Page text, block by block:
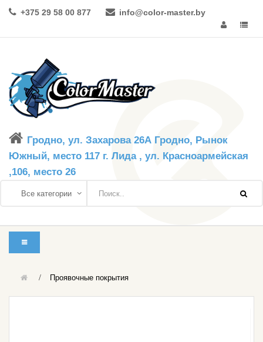
+375 29 58 00 877 info@color-master.by
Гродно, ул. Захарова 26А Гродно, Рынок
Южный, место 117 г. Лида , ул. Красноармейская
,106, место 26
Проявочные покрытия